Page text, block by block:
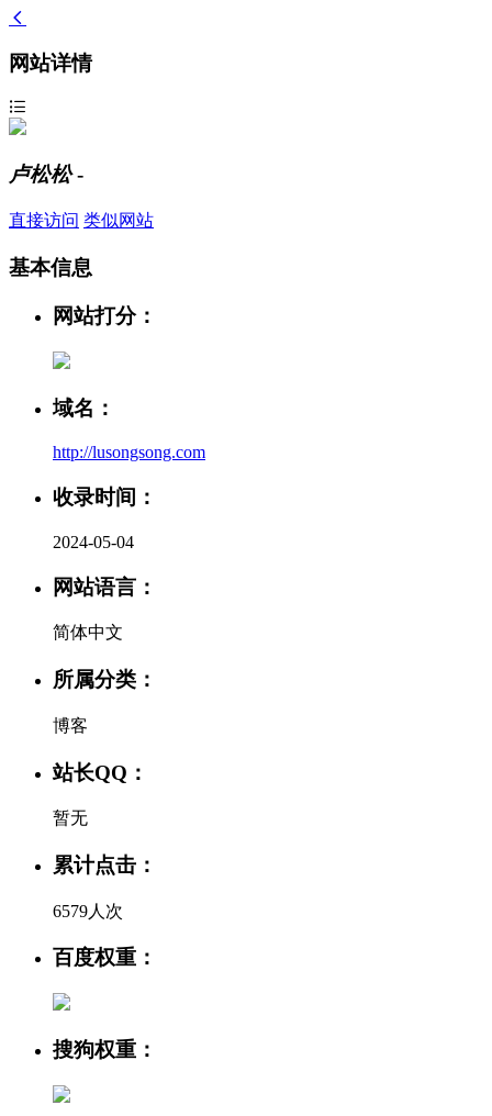
网站详情
卢松松-
直接访问 类似网站
基本信息
网站打分：
域名：
http://lusongsong.com
收录时间：
2024-05-04
网站语言：
简体中文
所属分类：
博客
站长QQ：
暂无
累计点击：
6579人次
百度权重：
搜狗权重：